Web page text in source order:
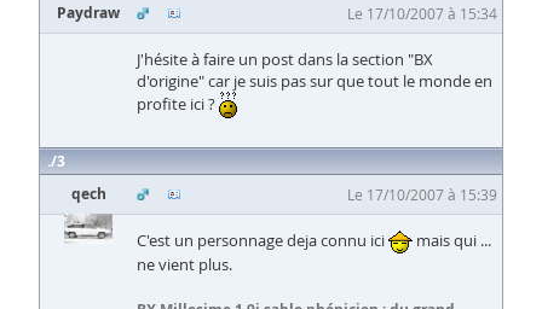
Paydraw
Le 17/10/2007 à 15:34
J'hésite à faire un post dans la section "BX
d'origine" car je suis pas sur que tout le monde en
profite ici ?
3
qech
Le 17/10/2007 à 15:39
C'est un personnage deja connu ici
mais qui ...
ne vient plus.